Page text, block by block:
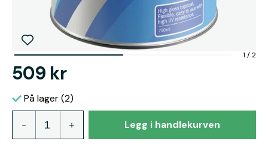
1 /2
509 kr
På lager (2)
Legg i handlekurven